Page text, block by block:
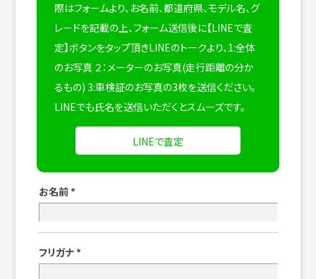
際はフォームより、お名前、都道府県、モデル名、グ
レードを記載の上、フォーム送信後に【LINEで査
定】ボタンをタップ頂きLINEのトークより、1:全体
のお写真 ２：メーターのお写真(走行距離の分か
るもの) 3:車検証のお写真の3枚を送信ください。
LINEでも氏名を送信いただくとスムーズです。
LINEで査定
お名前 *
フリガナ *